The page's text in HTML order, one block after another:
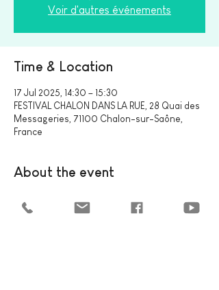
Voir d'autres événements
Time & Location
17 Jul 2025, 14:30 – 15:30
FESTIVAL CHALON DANS LA RUE, 28 Quai des
Messageries, 71100 Chalon-sur-Saône,
France
About the event